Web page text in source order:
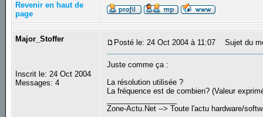
Revenir en haut de
page
Major_Stoffer
Inscrit le: 24 Oct 2004
Messages: 4
Posté le: 24 Oct 2004 à 11:07 Sujet du
Juste comme ça :
La résolution utilisée ?
La fréquence est de combien? (Valeur
Zone-Actu.Net --> Toute l'actu hardware/